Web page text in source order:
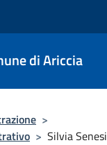
di Ariccia
>
> Silvia Senesi